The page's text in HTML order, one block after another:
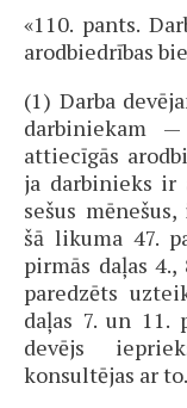
«110. pants.
arodbiedrības
(1) Darba
darbiniekam
attiecīgās
ja darbinieks ir
sešus
šā likuma 47.
pirmās daļas
paredzēts
daļas 7. un 11.
devējs
konsultējas ar